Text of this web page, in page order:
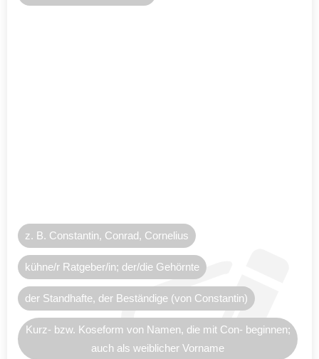
z. B. Constantin, Conrad, Cornelius
kühne/r Ratgeber/in; der/die Gehörnte
der Standhafte, der Beständige (von Constantin)
Kurz- bzw. Koseform von Namen, die mit Con- beginnen;
auch als weiblicher Vorname